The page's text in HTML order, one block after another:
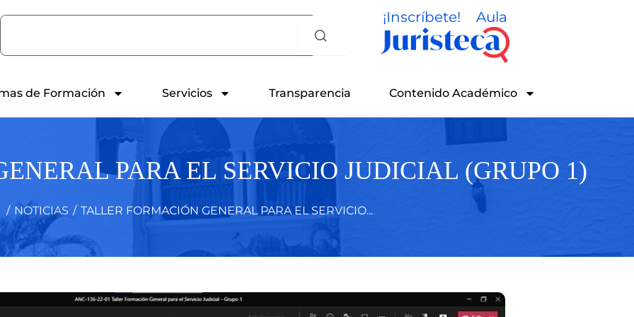
Search ¡Inscríbete! Aula
de Formación Servicios Transparencia Contenido Académico
PARA EL SERVICIO JUDICIAL (GRUPO 1)
/ NOTICIAS / TALLER FORMACIÓN GENERAL PARA EL SERVICIO...